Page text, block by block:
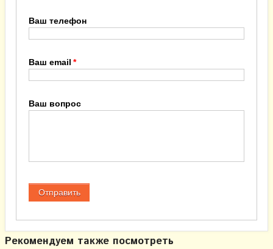
Ваш телефон
Ваш email
Ваш вопрос
Рекомендуем также посмотреть